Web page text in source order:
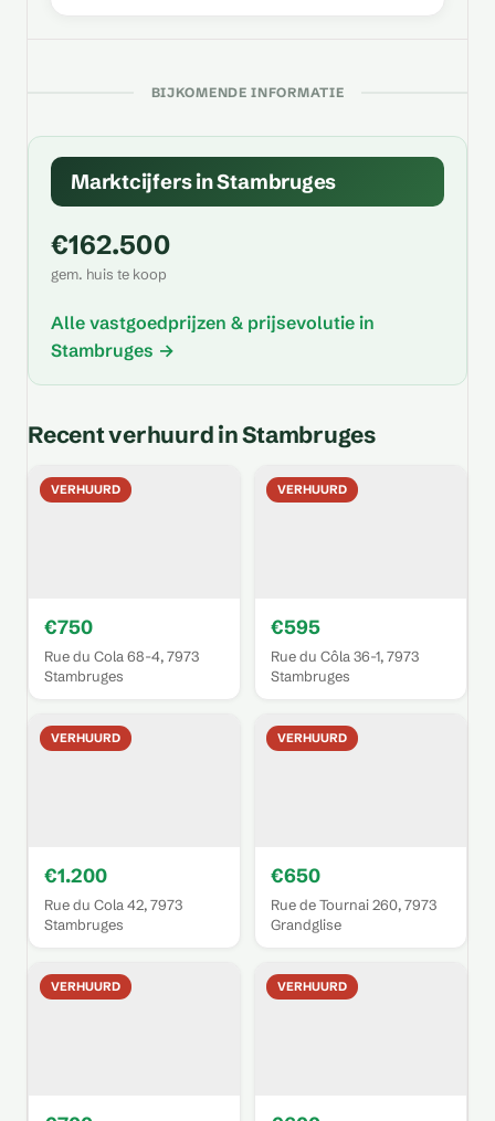
BIJKOMENDE INFORMATIE
Marktcijfers in Stambruges
€162.500
gem. huis te koop
Alle vastgoedprijzen & prijsevolutie in
Stambruges →
Recent verhuurd in Stambruges
VERHUURD
€750
Rue du Cola 68-4, 7973
Stambruges
VERHUURD
€595
Rue du Côla 36-1, 7973
Stambruges
VERHUURD
€1.200
Rue du Cola 42, 7973
Stambruges
VERHUURD
€650
Rue de Tournai 260, 7973
Grandglise
VERHUURD VERHUURD